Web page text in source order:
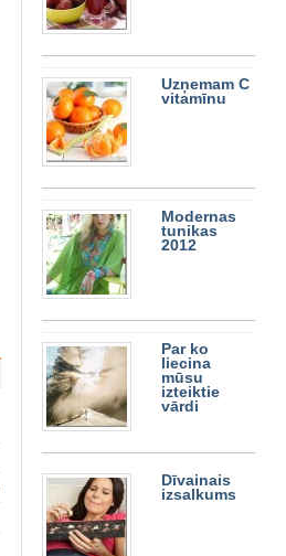
Uzņemam C
vitamīnu
Modernas
tunikas
2012
Par ko
liecina
mūsu
izteiktie
vārdi
Dīvainais
izsalkums